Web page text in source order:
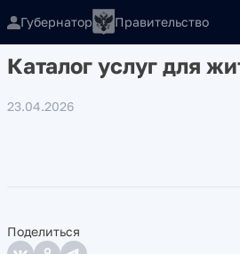
Губернатор Правительство
Каталог услуг для
23.04.2026
Поделиться